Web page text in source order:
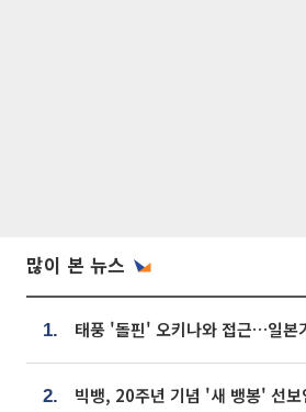
많이 본 뉴스
1.
2.